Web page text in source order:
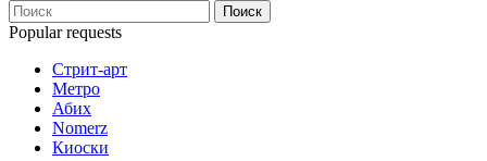
Поиск
Popular requests
Стрит-арт
Метро
Абих
Nomerz
Киоски